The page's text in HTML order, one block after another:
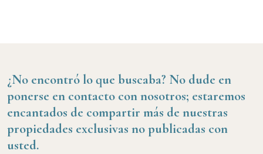
¿No encontró lo que buscaba? No dude en
ponerse en contacto con nosotros; estaremos
encantados de compartir más de nuestras
propiedades exclusivas no publicadas con
usted.